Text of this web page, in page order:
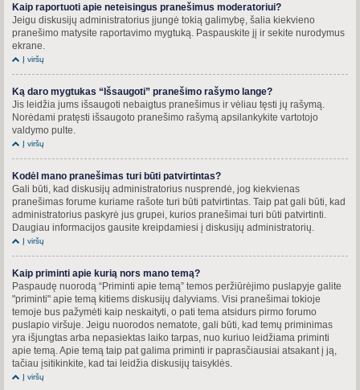
Kaip raportuoti apie neteisingus pranešimus moderatoriui?
Jeigu diskusijų administratorius įjungė tokią galimybę, šalia kiekvieno
pranešimo matysite raportavimo mygtuką. Paspauskite jį ir sekite nurodymus
ekrane.
Į viršų
Ką daro mygtukas “Išsaugoti” pranešimo rašymo lange?
Jis leidžia jums išsaugoti nebaigtus pranešimus ir vėliau tęsti jų rašymą.
Norėdami pratęsti išsaugoto pranešimo rašymą apsilankykite vartotojo
valdymo pulte.
Į viršų
Kodėl mano pranešimas turi būti patvirtintas?
Gali būti, kad diskusijų administratorius nusprendė, jog kiekvienas
pranešimas forume kuriame rašote turi būti patvirtintas. Taip pat gali būti, kad
administratorius paskyrė jus grupei, kurios pranešimai turi būti patvirtinti.
Daugiau informacijos gausite kreipdamiesi į diskusijų administratorių.
Į viršų
Kaip priminti apie kurią nors mano temą?
Paspaudę nuorodą “Priminti apie temą” temos peržiūrėjimo puslapyje galite
"priminti" apie temą kitiems diskusijų dalyviams. Visi pranešimai tokioje
temoje bus pažymėti kaip neskaityti, o pati tema atsidurs pirmo forumo
puslapio viršuje. Jeigu nuorodos nematote, gali būti, kad temų priminimas
yra išjungtas arba nepasiektas laiko tarpas, nuo kuriuo leidžiama priminti
apie temą. Apie temą taip pat galima priminti ir paprasčiausiai atsakant į ją,
tačiau įsitikinkite, kad tai leidžia diskusijų taisyklės.
Į viršų